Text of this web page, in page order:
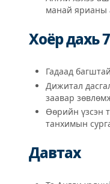
манай ярианы
Хоёр дахь
Гадаад
Дижитал
заавар
Өөрийн үзсэн
танхимын
Давтах